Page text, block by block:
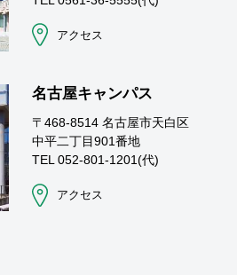
アクセス
名古屋キャンパス
〒468-8514 名古屋市天白区
中平二丁目901番地
TEL 052-801-1201(代)
アクセス